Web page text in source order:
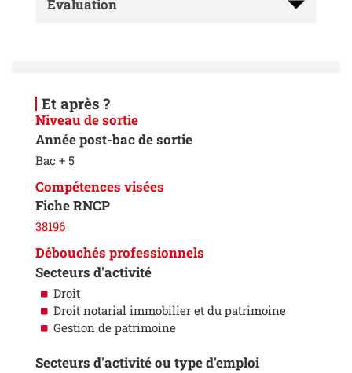
Évaluation
Et après ?
Niveau de sortie
Année post-bac de sortie
Bac + 5
Compétences visées
Fiche RNCP
38196
Débouchés professionnels
Secteurs d'activité
Droit
Droit notarial immobilier et du patrimoine
Gestion de patrimoine
Secteurs d'activité ou type d'emploi